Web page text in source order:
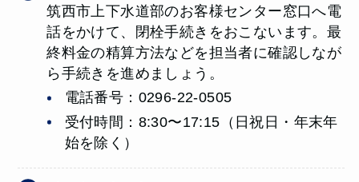
筑西市上下水道部のお客様センター窓口へ電
話をかけて、閉栓手続きをおこないます。最
終料金の精算方法などを担当者に確認しなが
ら手続きを進めましょう。
電話番号：0296-22-0505
受付時間：8:30〜17:15（日祝日・年末年
始を除く）